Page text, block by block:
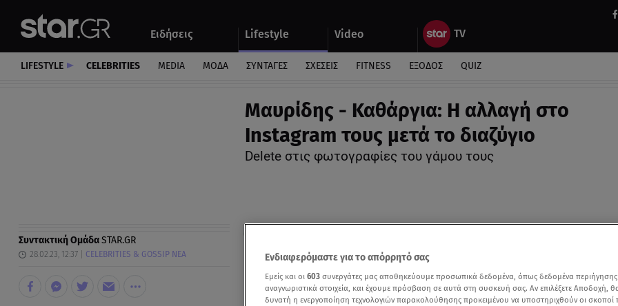
Ειδήσεις Lifestyle Video
Αυτοκίνητο
LIFESTYLE CELEBRITIES MEDIA ΜΟΔΑ ΣΥΝΤΑΓΕΣ ΣΧΕΣΕΙΣ FITNESS ΕΞΟΔΟΣ QUIZ
Μαυρίδης - Καθάργια: Η αλλαγή στo
Instagram τους μετά το διαζύγιο
Delete στις φωτογραφίες του γάμου τους
Συντακτική ΟμάδαSTAR.GR
28.02.23, 12:37 CELEBRITIES & GOSSIP ΝΕΑ Ενδιαφερόμαστε για το απόρρητό σας
Εμείς και οι 603 συνεργάτες μας αποθηκεύουμε προσωπικά δεδομένα, όπως δεδομένα
αναγνωριστικά στοιχεία, και έχουμε πρόσβαση σε αυτά στη συσκευή σας. Αν επιλέξετε Αποδοχή,
δυνατή η ενεργοποίηση τεχνολογιών παρακολούθησης προκειμένου να υποστηριχθούν οι σκοποί